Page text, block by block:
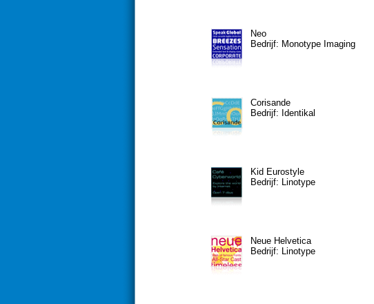
Neo
Bedrijf: Monotype Imaging
Corisande
Bedrijf: Identikal
Kid Eurostyle
Bedrijf: Linotype
Neue Helvetica
Bedrijf: Linotype